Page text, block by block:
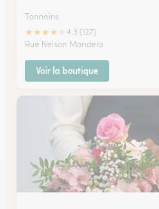
Tonneins
★★★★
4.3 (127)
Rue Nelson Mandela
Voir la boutique